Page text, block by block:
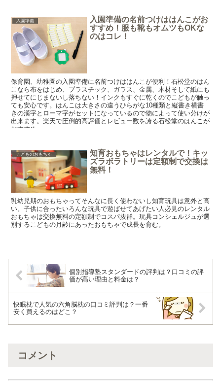
入園準備
入園準備の名前つけははんこがお
すすめ！服も靴もオムツもOKな
のはコレ！
保育園、幼稚園の入園準備に名前つけははんこが便利！石松堂のはん
こなら布をはじめ、プラスチック、ガラス、金属、木材そして紙にも
押せてにじまないし落ちない！インクもすぐに乾くのでこどもが触っ
ても安心です。はんこは大きさの違うひらがな10種類と縦書き横書
きの漢字とローマ字がセットになっているので物によって使い分けが
出来ます。楽天で圧倒的高評価とレビュー数を誇る石松堂のはんこが
おすすめ。
こどものおもちゃ
知育おもちゃはレンタルで！キッ
ズラボラトリーは定額制で交換は
無料！
乳幼児期のおもちゃってそんなに長く使わないし知育玩具は意外と高
い。子供に合ったいろんな玩具で遊ばせてあげたい人必見のレンタル
おもちゃは交換無料の定額制でコスパ抜群。玩具コンシェルジュが選
別するこどもの月齢にあったおもちゃで成長を育む。
個別指導塾スタンダードの評判は？口コミの評
価が高い理由と料金は？
快眠枕で人気の六角脳枕の口コミ評判は？一番
安く買えるのはどこ？
コメント